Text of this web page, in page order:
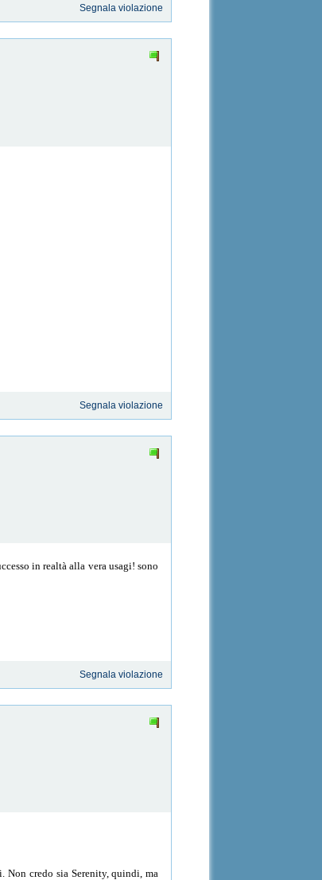
Segnala violazione
Segnala violazione
in realtà alla vera usagi! sono
Segnala violazione
credo sia Serenity, quindi, ma